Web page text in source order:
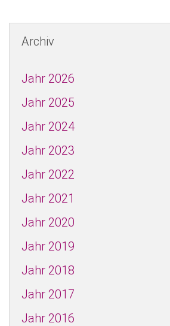
Archiv
Jahr 2026
Jahr 2025
Jahr 2024
Jahr 2023
Jahr 2022
Jahr 2021
Jahr 2020
Jahr 2019
Jahr 2018
Jahr 2017
Jahr 2016